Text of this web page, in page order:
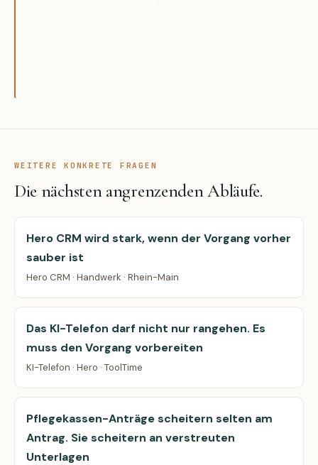
WEITERE KONKRETE FRAGEN
Die nächsten angrenzenden Abläufe.
Hero CRM wird stark, wenn der Vorgang vorher
sauber ist
Hero CRM · Handwerk · Rhein-Main
Das KI-Telefon darf nicht nur rangehen. Es
muss den Vorgang vorbereiten
KI-Telefon · Hero · ToolTime
Pflegekassen-Anträge scheitern selten am
Antrag. Sie scheitern an verstreuten
Unterlagen